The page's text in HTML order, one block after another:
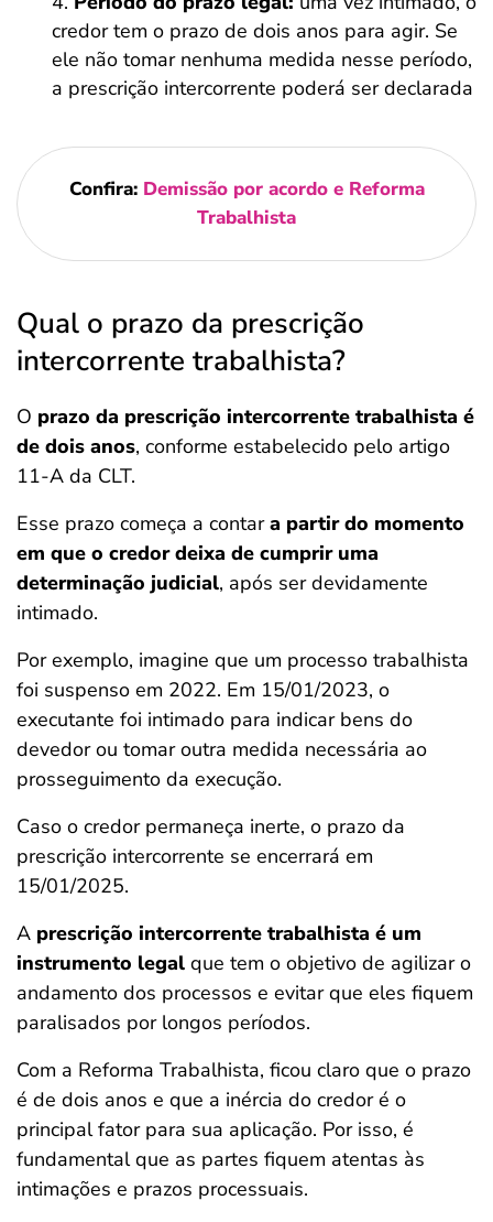
credor tem o prazo de dois anos para agir. Se
ele não tomar nenhuma medida nesse período,
a prescrição intercorrente poderá ser declarada
Confira: Demissão por acordo e Reforma
Trabalhista
Qual o prazo da prescrição
intercorrente trabalhista?
O prazo da prescrição intercorrente trabalhista é
de dois anos, conforme estabelecido pelo artigo
11-A da CLT.
Esse prazo começa a contara partir do momento
em que o credor deixa de cumprir uma
determinação judicial, após ser devidamente
intimado.
Por exemplo, imagine que um processo trabalhista
foi suspenso em 2022. Em 15/01/2023, o
executante foi intimado para indicar bens do
devedor ou tomar outra medida necessária ao
prosseguimento da execução.
Caso o credor permaneça inerte, o prazo da
prescrição intercorrente se encerrará em
15/01/2025.
A prescrição intercorrente trabalhista é um
instrumento legal que tem o objetivo de agilizar o
andamento dos processos e evitar que eles fiquem
paralisados por longos períodos.
Com a Reforma Trabalhista, ficou claro que o prazo
é de dois anos e que a inércia do credor é o
principal fator para sua aplicação. Por isso, é
fundamental que as partes fiquem atentas às
intimações e prazos processuais.